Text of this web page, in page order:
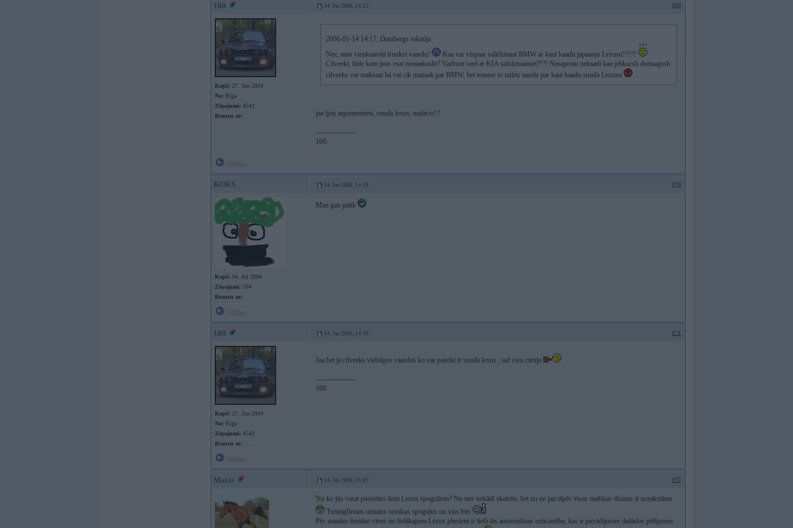
100 14. Jan 2006, 14:23 #69
Kopš: 27. Jun 2004
No: Rīga
Ziņojumi: 4543
Braucu ar:
2006-01-14 14:17, Dambergs rakstīja:
Nee, man vienkaarshi truukst vaardu!
Kaa var vispaar salidzinaat BMW ar kaut kaadu japaanju Lexusu!!!!!!
Cilveeki, liidz kam juus esat nonaakushi? Varbuut veel ar KIA salidzinaasiet?!?! Nesaprotu nekaadi kaa jebkursh domaajosh
cilveeks var maksaat lai vai cik mazaak par BMW, bet tomeer to milzu naudu par kaut kaadu suuda Lexusu
jaa ljoti argumenteeti, suuda lexus, malacis!!!
-----------------
100.
KOKS 14. Jan 2006, 14:29 #70
Kopš: 04. Jul 2004
Ziņojumi: 504
Braucu ar:
Man gan patīk
100 14. Jan 2006, 14:39 #71
Kopš: 27. Jun 2004
No: Rīga
Ziņojumi: 4543
Braucu ar:
Jaa bet ja cilveeks viebiigos vaardus ko var pateikt ir suuda lexus , tad visu cienju
-----------------
100.
Maxis 14. Jan 2006, 15:07 #72
Nu ko jūs varat piesieties tiem Lexus spoguļiem? Nu nav nekādi skaistie, bet nu ne jau tāpēc visas mašīnas dizains ir norakstāms
Tuningfirmas uztiaiss smukus spoguļus un viss būs
Pēc manām domām viens no lielākajiem Lexus plusiem ir tieši šis automašīnas uzticamība, kas ir pierādijusies dažādos pētījumos